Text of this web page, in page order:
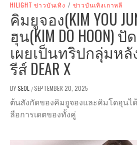
HILIGHT ข่าวบันเทิง / ข่าวบันเทิงเกาหลี
คิมยูจอง(KIM YOU
ฮุน(KIM DO HOON)
เผยเป็นทริปกลุ่มห
รีส์ DEAR X
BYSEOL /SEPTEMBER 20, 2025
ต้นสังกัดของคิมยูจองและคิมโดฮุนไ
ลือการเดตของทั้งคู่